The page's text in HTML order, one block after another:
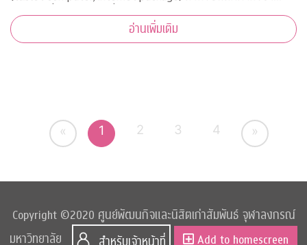
ชีววิทยาที่ขาดแคลน เพื่อใช้เรียนออนไลน์ในวิถีปรกติใหม่ บริจาค
เข้ากองทุน "
อ่านเพิ่มเติม
« 1 2 3 4 »
Copyright ©2020 ศูนย์พัฒนกิจและนิสิตเก่าสัมพันธ์ จุฬาลงกรณ์
มหาวิทยาลัย
Add to homescreen